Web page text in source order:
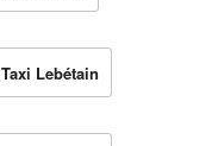
Lebétain